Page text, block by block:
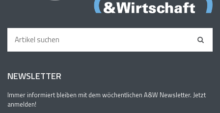
NEWSLETTER
Immer informiert bleiben mit dem wöchentlichen A&W Newsletter. Jetzt
anmelden!